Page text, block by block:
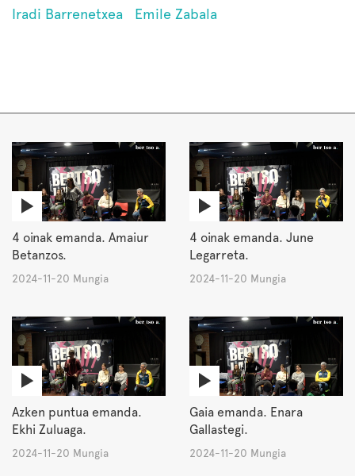
Iradi Barrenetxea Emile Zabala
4 oinak emanda. Amaiur
Betanzos.
2024-11-20 Mungia
4 oinak emanda. June
Legarreta.
2024-11-20 Mungia
Azken puntua emanda.
Ekhi Zuluaga.
2024-11-20 Mungia
Gaia emanda. Enara
Gallastegi.
2024-11-20 Mungia